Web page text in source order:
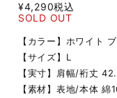
¥4,290税込
SOLD OUT
【カラー】ホワイト
【サイズ】L
【実寸】肩幅/裄丈
【素材】表地/本体